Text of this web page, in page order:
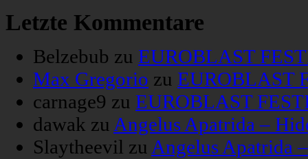
Letzte Kommentare
Belzebub zu EUROBLAST
Max Gregorio zu EUROBLAST
carnage9 zu EUROBLAST
dawak zu Angelus Apatrida –
Slaytheevil zu Angelus Apatrida